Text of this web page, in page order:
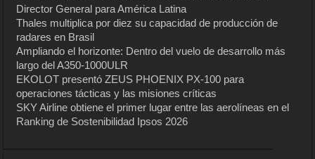
Director General para América Latina
Thales multiplica por diez su capacidad de producción de
radares en Brasil
Ampliando el horizonte: Dentro del vuelo de desarrollo más
largo del A350-1000ULR
EKOLOT presentó ZEUS PHOENIX PX-100 para
operaciones tácticas y las misiones críticas
SKY Airline obtiene el primer lugar entre las aerolíneas en el
Ranking de Sostenibilidad Ipsos 2026